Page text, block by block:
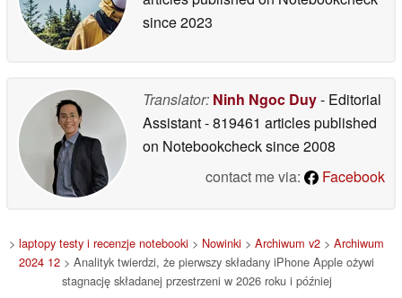
since 2023
Translator: Ninh Ngoc Duy- Editorial
Assistant- 819461 articles published
on Notebookchecksince 2008
contact me via:
Facebook
> laptopy testy i recenzje notebooki > Nowinki > Archiwum v2 > Archiwum
2024 12 > Analityk twierdzi, że pierwszy składany iPhone Apple ożywi
stagnację składanej przestrzeni w 2026 roku i później